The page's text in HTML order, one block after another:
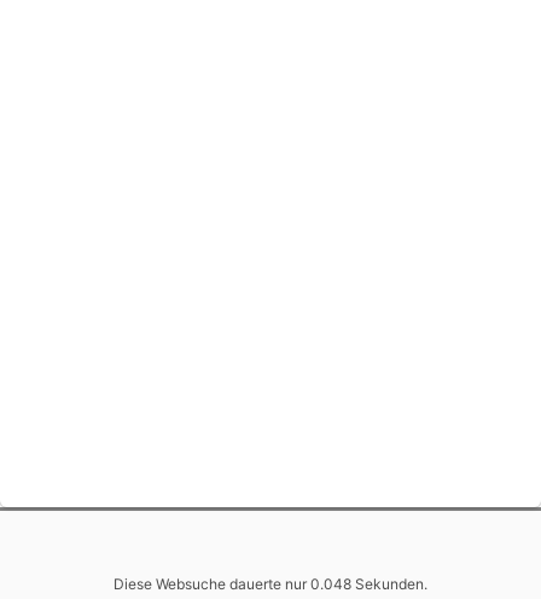
Diese Websuche dauerte nur 0.048 Sekunden.